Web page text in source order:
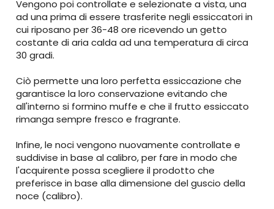
Vengono poi controllate e selezionate a vista, una
ad una prima di essere trasferite negli essiccatori in
cui riposano per 36-48 ore ricevendo un getto
costante di aria calda ad una temperatura di circa
30 gradi.
Ciò permette una loro perfetta essiccazione che
garantisce la loro conservazione evitando che
all'interno si formino muffe e che il frutto essiccato
rimanga sempre fresco e fragrante.
Infine, le noci vengono nuovamente controllate e
suddivise in base al calibro, per fare in modo che
l'acquirente possa scegliere il prodotto che
preferisce in base alla dimensione del guscio della
noce (calibro).